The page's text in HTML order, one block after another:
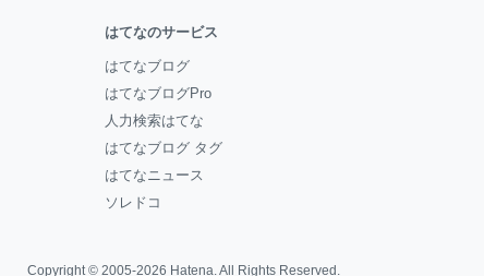
はてなのサービス
はてなブログ
はてなブログPro
人力検索はてな
はてなブログ タグ
はてなニュース
ソレドコ
Copyright © 2005-2026 Hatena. All Rights Reserved.